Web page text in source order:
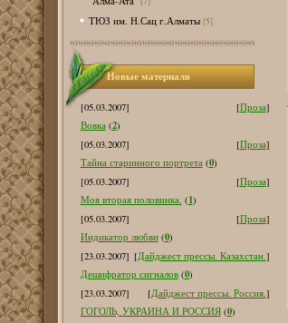
ТЮЗ им. Н.Сац г.Алматы [5]
Новые материалв
[05.03.2007] [Проза]
Вовка (2)
[05.03.2007]
[Проза]
Тайна старинного портрета (0)
[05.03.2007]
[Проза]
Моя вторая половинка. (1)
[05.03.2007]
[Проза]
Индикатор любви (0)
[23.03.2007] [Дайджест прессы. Казахстан.]
Дешифратор сигналов (0)
[23.03.2007]
[Дайджест прессы. Россия.]
ГОГОЛЬ, УКРАИНА И РОССИЯ (0)